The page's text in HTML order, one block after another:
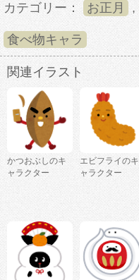
カテゴリー： お正月 ,
食べ物キャラ
関連イラスト
かつおぶしのキ
ャラクター
エビフライのキ
ャラクター